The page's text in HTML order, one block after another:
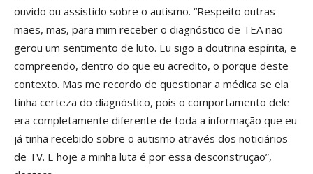
ouvido ou assistido sobre o autismo. “Respeito outras
mães, mas, para mim receber o diagnóstico de TEA não
gerou um sentimento de luto. Eu sigo a doutrina espírita, e
compreendo, dentro do que eu acredito, o porque deste
contexto. Mas me recordo de questionar a médica se ela
tinha certeza do diagnóstico, pois o comportamento dele
era completamente diferente de toda a informação que eu
já tinha recebido sobre o autismo através dos noticiários
de TV. E hoje a minha luta é por essa desconstrução”,